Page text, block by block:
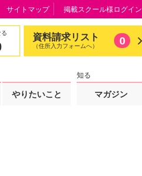
資料請求リスト
（住所入力フォームへ） 0
やりたいこと
知る
マガジン
サイトマップ 掲載スクール様ログイン